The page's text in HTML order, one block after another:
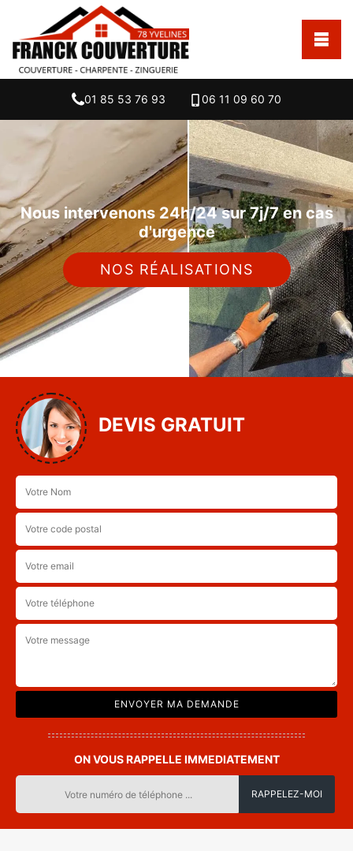
01 85 53 76 93 06 11 09 60 70
Nous intervenons 24h/24 sur 7j/7 en cas
d'urgence
NOS RÉALISATIONS
DEVIS GRATUIT
ON VOUS RAPPELLE IMMEDIATEMENT